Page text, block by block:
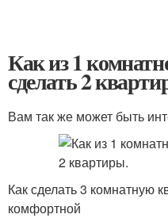
Как из 1
сделать 2
Вам так же может быть
Как сделать 3 комнатную
комфортной